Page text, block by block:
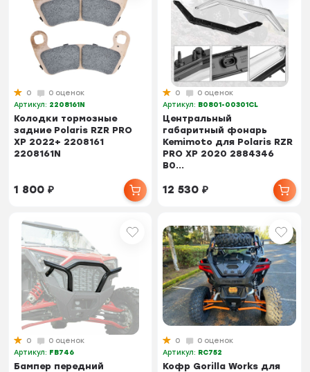
0
0 оценок
Артикул: 2208161N
Колодки тормозные
задние Polaris RZR PRO
XP 2022+ 2208161
2208161N
1 800₽
0
0 оценок
Артикул: B0801-00301CL
Центральный
габаритный фонарь
Kemimoto для Polaris RZR
PRO XP 2020 2884346
B0...
12 530₽
0
0 оценок
Артикул: FB746
Бампер передний
0
0 оценок
Артикул: RC752
Кофр Gorilla Works для